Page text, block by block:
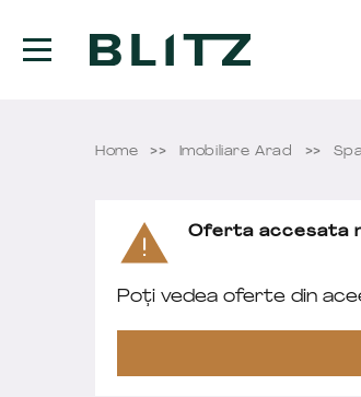
Home Imobiliare Arad
Oferta accesata
Poți vedea oferte din